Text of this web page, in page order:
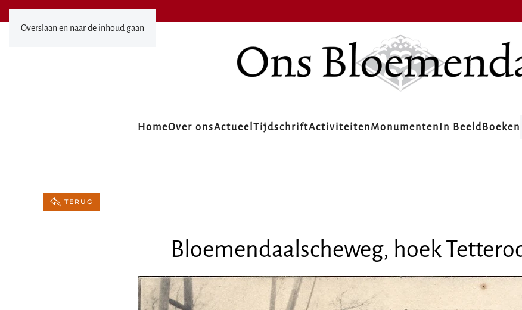
Overslaan en naar de inhoud gaan
HomeOver onsActueel TijdschriftActiviteitenMonumenten In Beeld Boeken
TERUG
Bloemendaalscheweg, hoek